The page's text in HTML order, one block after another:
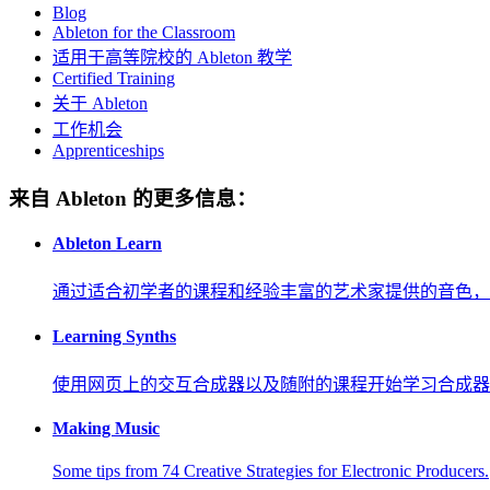
Blog
Ableton for the Classroom
适用于高等院校的 Ableton 教学
Certified Training
关于 Ableton
工作机会
Apprenticeships
来自 Ableton 的更多信息：
Ableton Learn
通过适合初学者的课程和经验丰富的艺术家提供的音色，
Learning Synths
使用网页上的交互合成器以及随附的课程开始学习合成器
Making Music
Some tips from 74 Creative Strategies for Electronic Producers.